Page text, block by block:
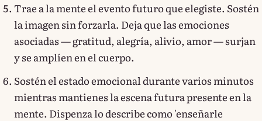
Trae a la mente el evento futuro que elegiste. Sostén
la imagen sin forzarla. Deja que las emociones
asociadas — gratitud, alegría, alivio, amor — surjan
y se amplíen en el cuerpo.
Sostén el estado emocional durante varios minutos
mientras mantienes la escena futura presente en la
mente. Dispenza lo describe como 'enseñarle